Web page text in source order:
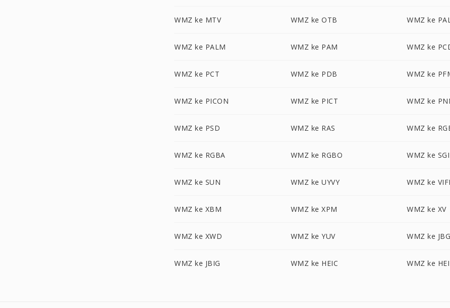
WMZ ke MTV WMZ ke OTB WMZ ke
WMZ ke PALM WMZ ke PAM WMZ ke
WMZ ke PCT WMZ ke PDB WMZ ke
WMZ ke PICON WMZ ke PICT WMZ ke
WMZ ke PSD WMZ ke RAS WMZ ke
WMZ ke RGBA WMZ ke RGBO WMZ ke SGI
WMZ ke SUN WMZ ke UYVY WMZ ke
WMZ ke XBM WMZ ke XPM WMZ ke XV
WMZ ke XWD WMZ ke YUV WMZ ke JBG
WMZ ke JBIG WMZ ke HEIC WMZ ke